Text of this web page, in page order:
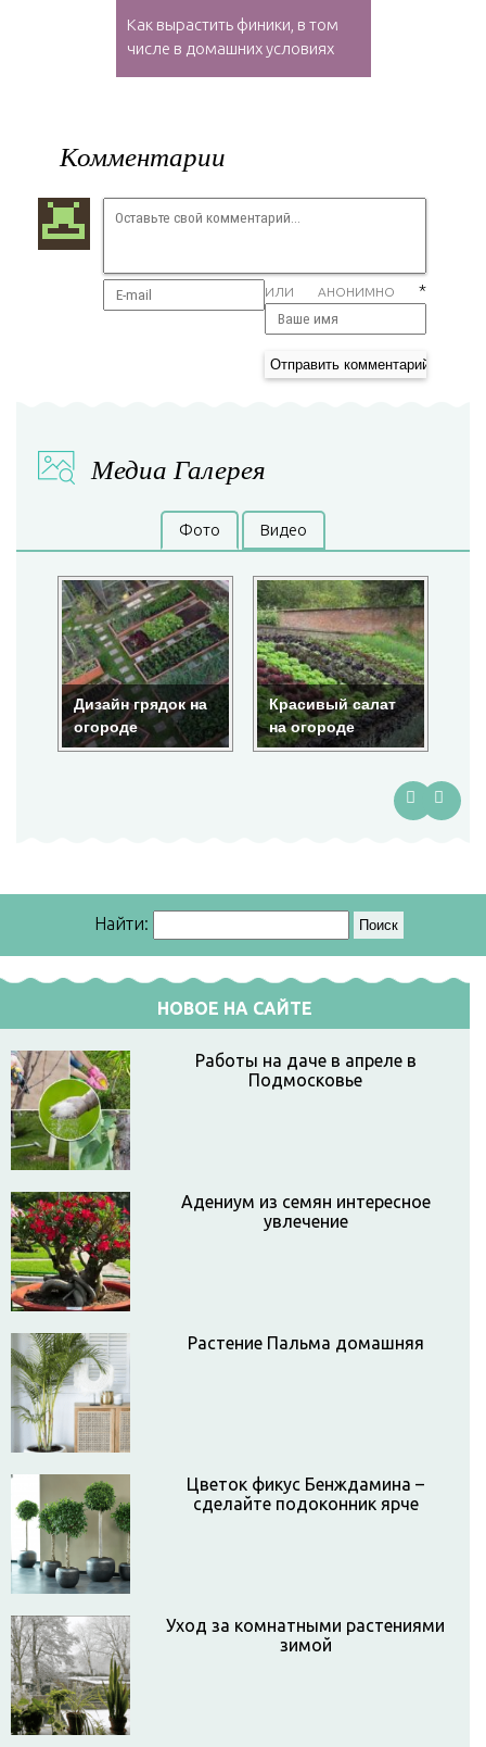
Как вырастить финики, в том
числе в домашних условиях
Комментарии
ИЛИ АНОНИМНО *
Медиа Галерея
Фото Видео
Красивый салат
на огороде
Красота на
огороде
Найти:
НОВОЕ НА САЙТЕ
Работы на даче в апреле в
Подмосковье
Адениум из семян интересное
увлечение
Растение Пальма домашняя
Цветок фикус Бенждамина –
сделайте подоконник ярче
Уход за комнатными растениями
зимой